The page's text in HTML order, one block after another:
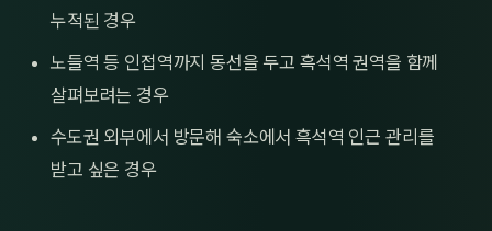
누적된 경우
노들역 등 인접역까지 동선을 두고 흑석역 권역을 함께
살펴보려는 경우
수도권 외부에서 방문해 숙소에서 흑석역 인근 관리를
받고 싶은 경우